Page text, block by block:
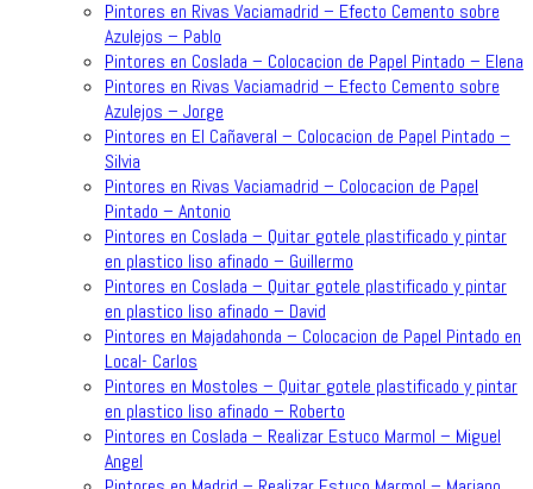
Pintores en Rivas Vaciamadrid – Efecto Cemento sobre
Azulejos – Pablo
Pintores en Coslada – Colocacion de Papel Pintado – Elena
Pintores en Rivas Vaciamadrid – Efecto Cemento sobre
Azulejos – Jorge
Pintores en El Cañaveral – Colocacion de Papel Pintado –
Silvia
Pintores en Rivas Vaciamadrid – Colocacion de Papel
Pintado – Antonio
Pintores en Coslada – Quitar gotele plastificado y pintar
en plastico liso afinado – Guillermo
Pintores en Coslada – Quitar gotele plastificado y pintar
en plastico liso afinado – David
Pintores en Majadahonda – Colocacion de Papel Pintado en
Local- Carlos
Pintores en Mostoles – Quitar gotele plastificado y pintar
en plastico liso afinado – Roberto
Pintores en Coslada – Realizar Estuco Marmol – Miguel
Angel